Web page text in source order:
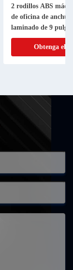
2 rodillos ABS
de oficina de
laminado de 9
Obtenga el